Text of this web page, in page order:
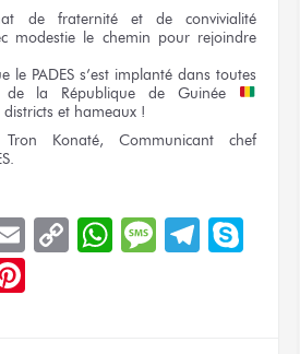
de fraternité
et de convivialité
modestie le chemin pour rejoindre
le PADES s’est implanté dans toutes
de la République
de Guinée
districts et hameaux !
Konaté, Communicant chef
EmailCopyWhatsApp
Message